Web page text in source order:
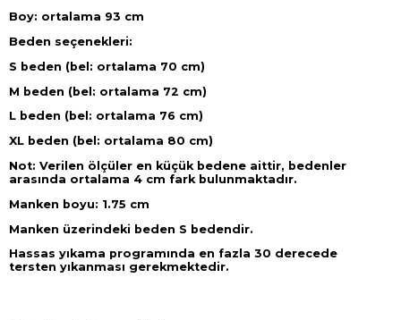
Boy: ortalama 93 cm
Beden seçenekleri:
S beden (bel: ortalama 70 cm)
M beden (bel: ortalama 72 cm)
L beden (bel: ortalama 76 cm)
XL beden (bel: ortalama 80 cm)
Not: Verilen ölçüler en küçük bedene aittir, bedenler
arasında ortalama 4 cm fark bulunmaktadır.
Manken boyu: 1.75 cm
Manken üzerindeki beden S bedendir.
Hassas yıkama programında en fazla 30 derecede
tersten yıkanması gerekmektedir.